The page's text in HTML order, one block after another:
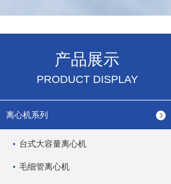
产品展示
PRODUCT DISPLAY
离心机系列
台式大容量离心机
毛细管离心机